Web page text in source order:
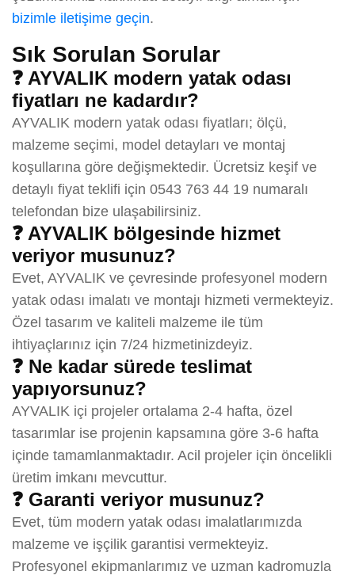
bizimle iletişime geçin.
Sık Sorulan Sorular
❓ AYVALIK modern yatak odası
fiyatları ne kadardır?
AYVALIK modern yatak odası fiyatları; ölçü,
malzeme seçimi, model detayları ve montaj
koşullarına göre değişmektedir. Ücretsiz keşif ve
detaylı fiyat teklifi için 0543 763 44 19 numaralı
telefondan bize ulaşabilirsiniz.
❓ AYVALIK bölgesinde hizmet
veriyor musunuz?
Evet, AYVALIK ve çevresinde profesyonel modern
yatak odası imalatı ve montajı hizmeti vermekteyiz.
Özel tasarım ve kaliteli malzeme ile tüm
ihtiyaçlarınız için 7/24 hizmetinizdeyiz.
❓ Ne kadar sürede teslimat
yapıyorsunuz?
AYVALIK içi projeler ortalama 2-4 hafta, özel
tasarımlar ise projenin kapsamına göre 3-6 hafta
içinde tamamlanmaktadır. Acil projeler için öncelikli
üretim imkanı mevcuttur.
❓ Garanti veriyor musunuz?
Evet, tüm modern yatak odası imalatlarımızda
malzeme ve işçilik garantisi vermekteyiz.
Profesyonel ekipmanlarımız ve uzman kadromuzla